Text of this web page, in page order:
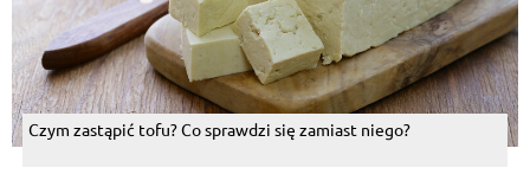
Czym zastąpić tofu? Co sprawdzi się zamiast niego?